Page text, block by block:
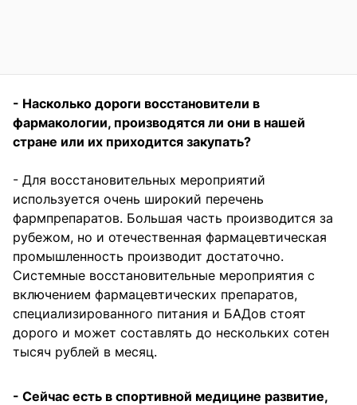
- Насколько дороги восстановители в
фармакологии, производятся ли они в нашей
стране или их приходится закупать?
- Для восстановительных мероприятий
используется очень широкий перечень
фармпрепаратов. Большая часть производится за
рубежом, но и отечественная фармацевтическая
промышленность производит достаточно.
Системные восстановительные мероприятия с
включением фармацевтических препаратов,
специализированного питания и БАДов стоят
дорого и может составлять до нескольких сотен
тысяч рублей в месяц.
- Сейчас есть в спортивной медицине развитие,